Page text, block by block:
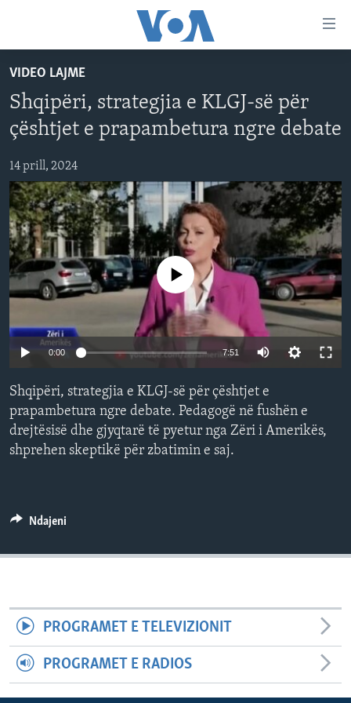
faqen
kryesore
tek
kryesore
Kalo
tek
kërkimi
FAQJA KRYESORE
KATEGORITË
AMERIKA
BALLKANI
EVROPA
BOTA
MJEDISI
KULTURË
SHKENCË DHE TEKNOLOGJI
SHËNDETËSI
DITARI
DITARI
Learning English
FOLLOW US
Gjuhët
VIDEO LAJME
Shqipëri, strategjia e KLGJ-së për
çështjet e prapambetura ngre debate
14 prill, 2024
No media source currently available
0:00 7:51
Shqipëri, strategjia e KLGJ-së për çështjet e
prapambetura ngre debate. Pedagogë në fushën e
drejtësisë dhe gjyqtarë të pyetur nga Zëri i Amerikës,
shprehen skeptikë për zbatimin e saj.
Ndajeni
PROGRAMET E TELEVIZIONIT
PROGRAMET E RADIOS